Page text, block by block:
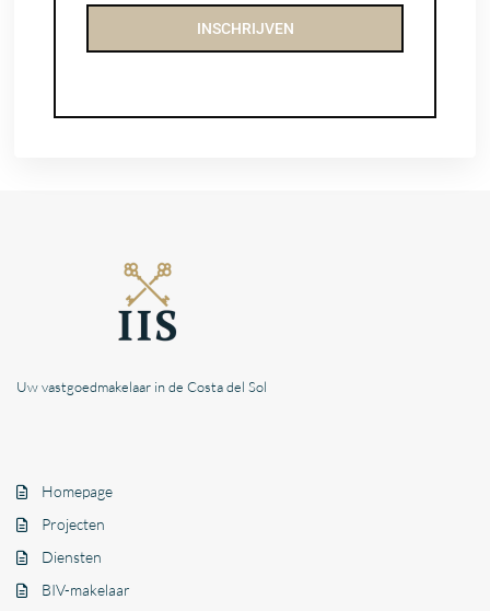
INSCHRIJVEN
Uw vastgoedmakelaar in de Costa del Sol
Homepage
Projecten
Diensten
BIV-makelaar